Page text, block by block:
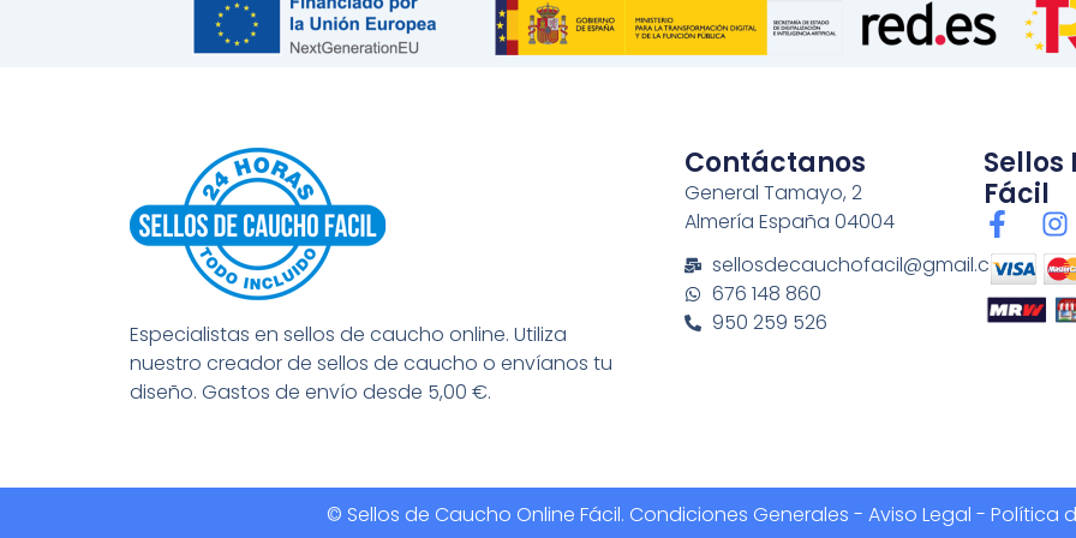
Especialistas en sellos de caucho online. Utiliza
nuestro creador de sellos de caucho o envíanos tu
diseño. Gastos de envío desde 5,00 €.
Contáctanos
General Tamayo, 2
Almería España 04004
sellosdecauchofacil@gmail.com
676 148 860
950 259 526
Sellos
Fácil
F
a
c
e
b
I
n
s
t
a
© Sellos de Caucho Online Fácil. Condiciones Generales - Aviso Legal - Política